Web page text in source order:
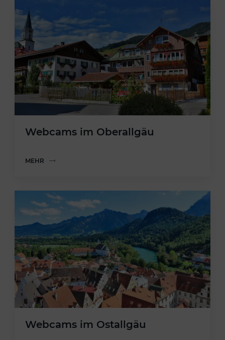
Webcams im Oberallgäu
MEHR
Webcams im Ostallgäu